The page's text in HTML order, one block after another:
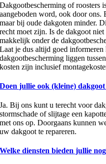
Dakgootbescherming of roosters
aangeboden word, ook door
maar bij oude dakgoten minder.
recht moet zijn. Is de dakgoot
makkelijk onder de
Laat je dus altijd goed
dakgootbescherming liggen
kosten zijn inclusief
Doen jullie ook (kleine)
Ja. Bij ons kunt u terecht voor
stormschade of slijtage een
met ons op. Doorgaans kunnen
uw dakgoot te repareren.
Welke diensten bieden jullie